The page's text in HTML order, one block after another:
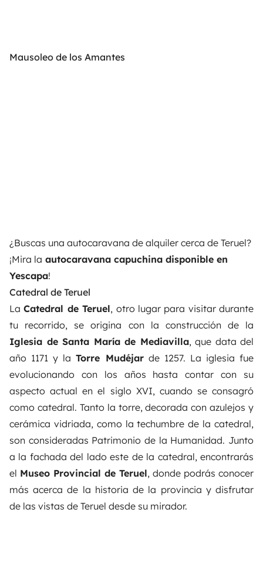
Mausoleo de los Amantes
¿Buscas una autocaravana de alquiler cerca de Teruel?
¡Mira la autocaravana capuchina disponible en
Yescapa!
Catedral de Teruel
LaCatedral de Teruel, otro lugar para visitar durante
tu recorrido, se origina con la construcción de la
Iglesia de Santa María de Mediavilla, que data del
año 1171 y laTorre Mudéjarde 1257. La iglesia fue
evolucionando con los años hasta contar con su
aspecto actual en el siglo XVI, cuando se consagró
como catedral. Tanto la torre, decorada con azulejos y
cerámica vidriada, como la techumbre de la catedral,
son consideradas Patrimonio de la Humanidad. Junto
a la fachada del lado este de la catedral, encontrarás
el Museo Provincial de Teruel, donde podrás conocer
más acerca de la historia de la provincia y disfrutar
de las vistas de Teruel desde su mirador.